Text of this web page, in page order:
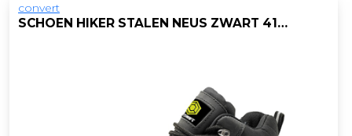
convert
SCHOEN HIKER STALEN NEUS ZWART 41/PAAR